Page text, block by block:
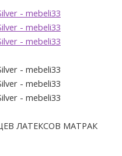
ЛАТЕКСОВ МАТРАК
range: